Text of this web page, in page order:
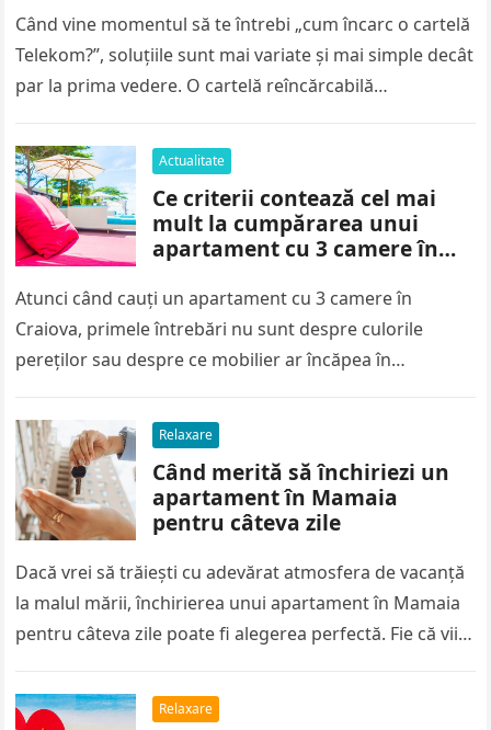
Când vine momentul să te întrebi „cum încarc o cartelă
Telekom?”, soluțiile sunt mai variate și mai simple decât
par la prima vedere. O cartelă reîncărcabilă
Actualitate
Ce criterii contează cel mai
mult la cumpărarea unui
apartament cu 3 camere în
Atunci când cauți un apartament cu 3 camere în
Craiova, primele întrebări nu sunt despre culorile
pereților sau despre ce mobilier ar încăpea în
Relaxare
Când merită să închiriezi un
apartament în Mamaia
pentru câteva zile
Dacă vrei să trăiești cu adevărat atmosfera de vacanță
la malul mării, închirierea unui apartament în Mamaia
pentru câteva zile poate fi alegerea perfectă. Fie că vii…
Relaxare